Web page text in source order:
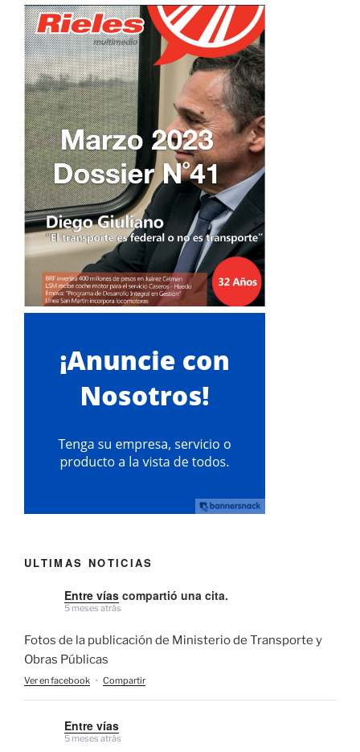
ULTIMAS NOTICIAS
Entre vías compartió una cita.
5 meses atrás
Fotos de la publicación de Ministerio de Transporte y
Obras Públicas
Ver en facebook · Compartir
Entre vías
5 meses atrás